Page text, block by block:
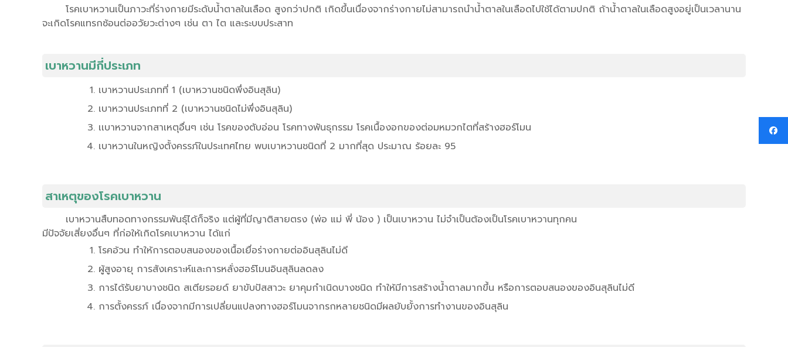
โรคเบาหวานเป็นภาวะที่ร่างกายมีระดับน้ำตาลในเลือด สูงกว่าปกติ เกิดขึ้นเนื่องจากร่างกายไม่สามารถนำน้ำตาลในเลือดไปใช้ได้ตามปกติ ถ้าน้ำตาลในเลือดสูงอยู่เป็นเวลานาน
จะเกิดโรคแทรกซ้อนต่ออวัยวะต่างๆ เช่น ตา ไต และระบบประสาท
เบาหวานมีกี่ประเภท
เบาหวานประเภทที่ 1 (เบาหวานชนิดพึ่งอินสุลิน)
เบาหวานประเภทที่ 2 (เบาหวานชนิดไม่พึ่งอินสุลิน)
เเบาหวานจากสาเหตุอื่นๆ เช่น โรคของตับอ่อน โรคทางพันธุกรรม โรคเนื้องอกของต่อมหมวกไตที่สร้างฮอร์โมน
เบาหวานในหญิงตั้งครรภ์ในประเทศไทย พบเบาหวานชนิดที่ 2 มากที่สุด ประมาณ ร้อยละ 95
สาเหตุของโรคเบาหวาน
เบาหวานสืบทอดทางกรรมพันธุ์ได้ก็จริง แต่ผู้ที่มีญาติสายตรง (พ่อ แม่ พี่ น้อง ) เป็นเบาหวาน ไม่จำเป็นต้องเป็นโรคเบาหวานทุกคน
มีปัจจัยเสี่ยงอื่นๆ ที่ก่อให้เกิดโรคเบาหวาน ได้แก่
โรคอ้วน ทำให้การตอบสนองของเนื้อเยื่อร่างกายต่ออินสุลินไม่ดี
ผู้สูงอายุ การสังเคราะห์และการหลั่งฮอร์โมนอินสุลินลดลง
การได้รับยาบางชนิด สเตียรอยด์ ยาขับปัสสาวะ ยาคุมกำเนิดบางชนิด ทำให้มีการสร้างน้ำตาลมากขึ้น หรือการตอบสนองของอินสุลินไม่ดี
การตั้งครรภ์ เนื่องจากมีการเปลี่ยนแปลงทางฮอร์โมนจากรกหลายชนิดมีผลยับยั้งการทำงานของอินสุลิน